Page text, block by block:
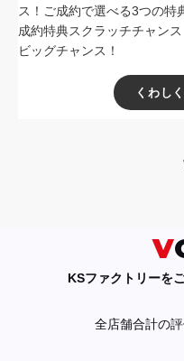
ス！ご成約で選べる3つの特
成約特典スクラッチチャン
ビッグチャンス！
くわし
KSファクトリーを
全店舗合計の